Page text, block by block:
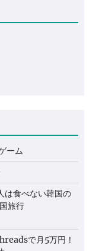
ーム
は食べない韓国の
旅行
で月5万円！